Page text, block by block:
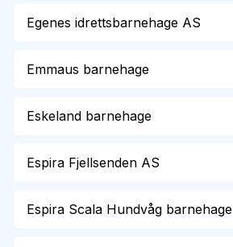
Egenes idrettsbarnehage AS
Emmaus barnehage
Eskeland barnehage
Espira Fjellsenden AS
Espira Scala Hundvåg barnehage